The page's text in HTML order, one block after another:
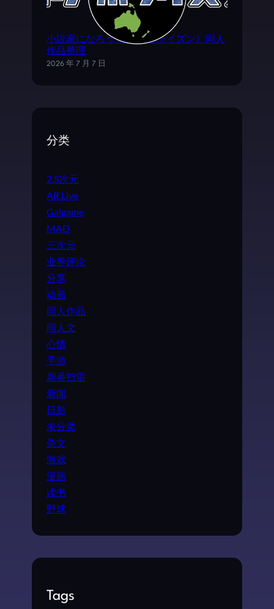
小説家になろう《ログ·ホライズン》同人
作品整理
2026 年 7 月 7 日
分类
2.5次元
AR Live
Galgame
MAD
三次元
业界评论
分享
动画
同人作品
同人文
心情
手游
新番扫雷
新闻
日影
未分类
杂文
游戏
漫画
读书
野球
Tags